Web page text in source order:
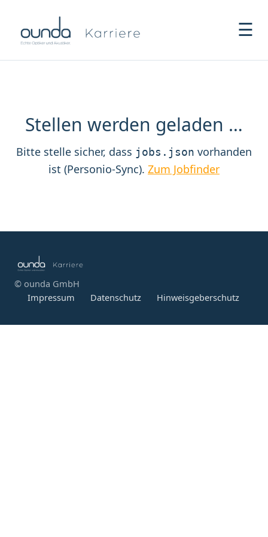
☰
Stellen werden geladen …
Bitte stelle sicher, dass jobs.json vorhanden
ist (Personio-Sync). Zum Jobfinder
© ounda GmbH
Impressum
Datenschutz Hinweisgeberschutz